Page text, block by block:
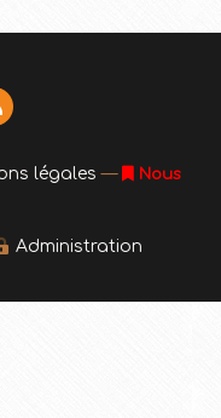
légales —
Nous
Administration